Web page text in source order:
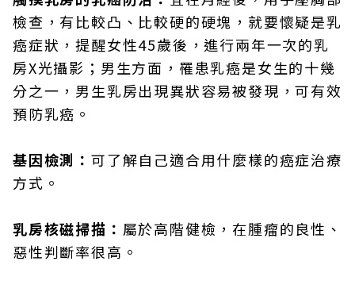
檢查，有比較凸、比較硬的硬塊，就要懷疑是乳
癌症狀，提醒女性45歲後，進行兩年一次的乳
房X光攝影；男生方面，罹患乳癌是女生的十幾
分之一，男生乳房出現異狀容易被發現，可有效
預防乳癌。
基因檢測： 可了解自己適合用什麼樣的癌症治療
方式。
乳房核磁掃描： 屬於高階健檢，在腫瘤的良性、
惡性判斷率很高。